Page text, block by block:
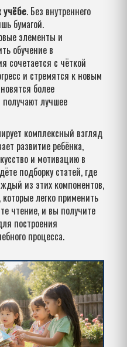
. Без внутреннего
бумагой.
элементы и
обучение в
сочетается с чёткой
и стремятся к новым
более
лучшее
комплексный взгляд
развитие ребёнка,
и мотивацию в
подборку статей, где
из этих компонентов,
легко применить
чтение, и вы получите
построения
процесса.